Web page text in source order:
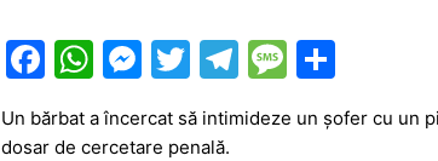
F
c
W
h
at
M
s
T
w
itt
T
el
e
M
s
P
ar
ta
Un bărbat a încercat să intimideze un șofer cu un
dosar de cercetare penală.